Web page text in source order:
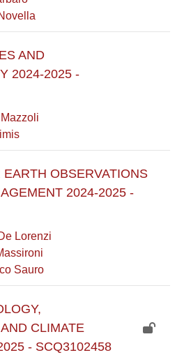
AND
2024-2025 -
OBSERVATIONS
2024-2025 -
Lorenzi
Sauro
CLIMATE
- SCQ3102458